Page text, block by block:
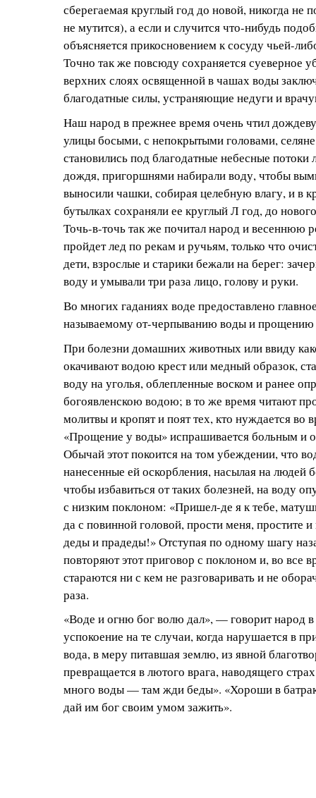
сберегаемая круглый год до новой, никогда не
не мутится), а если и случится что-нибудь
объясняется прикосновением к сосуду чьей-
Точно так же повсюду сохраняется суеверное
верхних слоях освященной в чашах воды
благодатные силы, устраняющие недуги и
Наш народ в прежнее время очень чтил
улицы босыми, с непокрытыми головами,
становились под благодатные небесные потоки
дождя, пригоршнями набирали воду, чтобы
выносили чашки, собирая целебную влагу, и в
бутылках сохраняли ее круглый Л год, до
Точь-в-точь так же почитал народ и весеннюю
пройдет лед по рекам и ручьям, только что
дети, взрослые и старики бежали на берег:
воду и умывали три раза лицо, голову и руки.
Во многих гаданиях воде предоставлено
называемому от-черпыванию воды и
При болезни домашних животных или ввиду
окачивают водою крест или медный образок,
воду на уголья, облепленные воском и ранее
богоявленскою водою; в то же время читают
молитвы и кропят и поят тех, кто нуждается во
«Прощение у воды» испрашивается больным и
Обычай этот покоится на том убеждении, что
нанесенные ей оскорбления, насылая на людей
чтобы избавиться от таких болезней, на воду
с низким поклоном: «Пришел-де я к тебе,
да с повинной головой, прости меня, простите
деды и прадеды!» Отступая по одному шагу
повторяют этот приговор с поклоном и, во все
стараются ни с кем не разговаривать и не
раза.
«Воде и огню бог волю дал», — говорит народ
успокоение на те случаи, когда нарушается в
вода, в меру питавшая землю, из явной
превращается в лютого врага, наводящего
много воды — там жди беды». «Хороши в
дай им бог своим умом зажить».